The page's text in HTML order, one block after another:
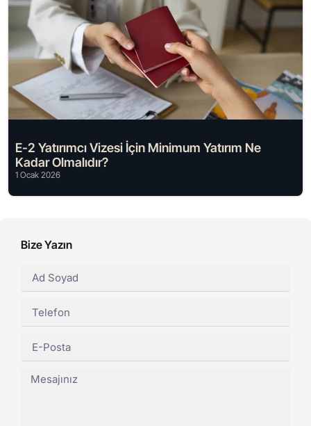
E-2 Yatırımcı Vizesi İçin Minimum Yatırım Ne
Kadar Olmalıdır?
1 Ocak 2026
Bize Yazın